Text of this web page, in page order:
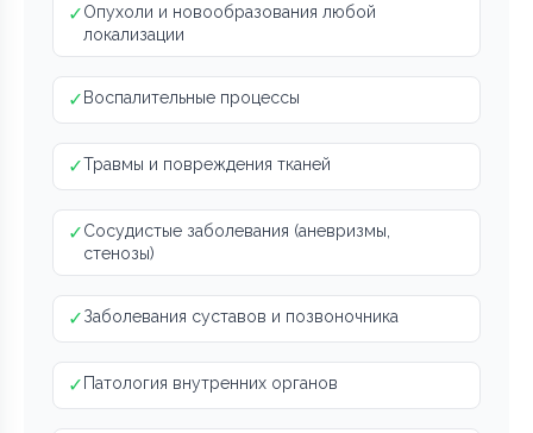
✓Опухоли и новообразования любой
локализации
✓ Воспалительные процессы
✓Травмы и повреждения тканей
✓Сосудистые заболевания (аневризмы,
стенозы)
✓Заболевания суставов и позвоночника
✓ Патология внутренних органов